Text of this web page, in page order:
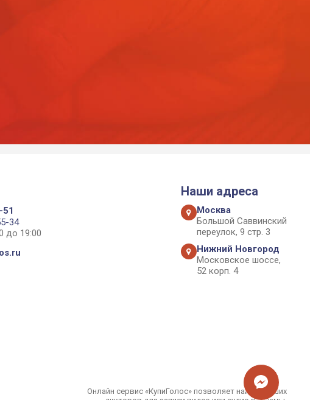
34
до 19:00
Наши адреса
Москва
Большой Саввинский
переулок, 9 стр. 3
Нижний Новгород
Московское шоссе,
52 корп. 4
Онлайн сервис «КупиГолос» позволяет найти лучших